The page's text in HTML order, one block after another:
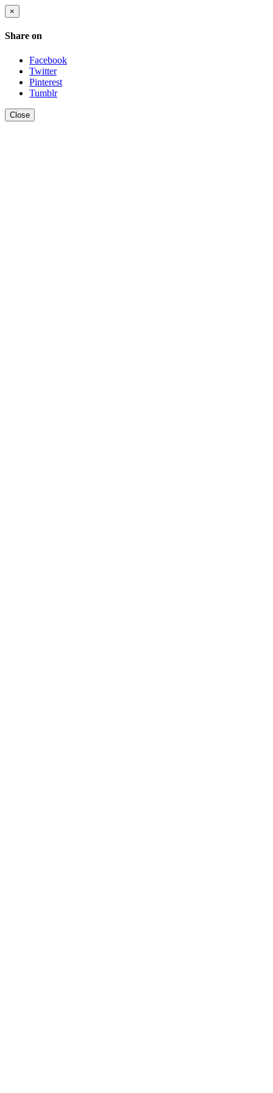
×
Share on
Facebook
Twitter
Pinterest
Tumblr
Close